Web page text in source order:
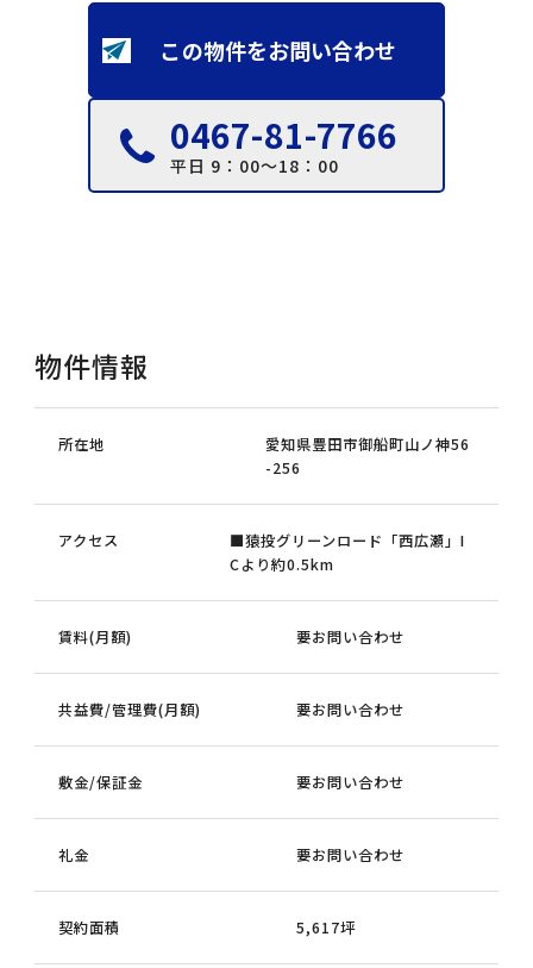
この物件をお問い合わせ
0467-81-7766
平日 9：00～18：00
物件情報
所在地
愛知県豊田市御船町山ノ神56
-256
アクセス
■猿投グリーンロード「西広瀬」I
Cより約0.5km
賃料(月額) 要お問い合わせ
共益費/管理費(月額) 要お問い合わせ
敷金/保証金 要お問い合わせ
礼金 要お問い合わせ
契約面積 5,617坪